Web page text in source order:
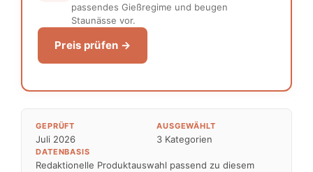
passendes Gießregime und beugen
Staunässe vor.
Preis prüfen →
GEPRÜFT
Juli 2026
AUSGEWÄHLT
3 Kategorien
DATENBASIS
Redaktionelle Produktauswahl passend zu diesem